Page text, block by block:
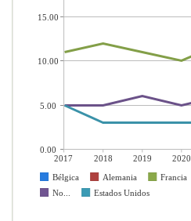
2017 2018 2019 2020
Bélgica
Alemania
Francia
No...
Estados Unidos
15.00
10.00
5.00
0.00